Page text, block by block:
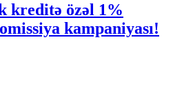
kreditə özəl 1%
kampaniyası!